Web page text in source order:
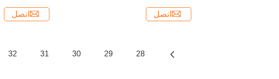
اتصل اتصل
28
29
30
31
32